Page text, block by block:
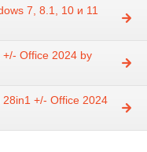
7, 8.1, 10 и 11
Office 2024 by
+/- Office 2024